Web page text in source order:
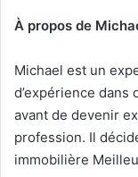
À propos de
Michael est un
d’expérience dans
avant de devenir
profession. Il
immobilière